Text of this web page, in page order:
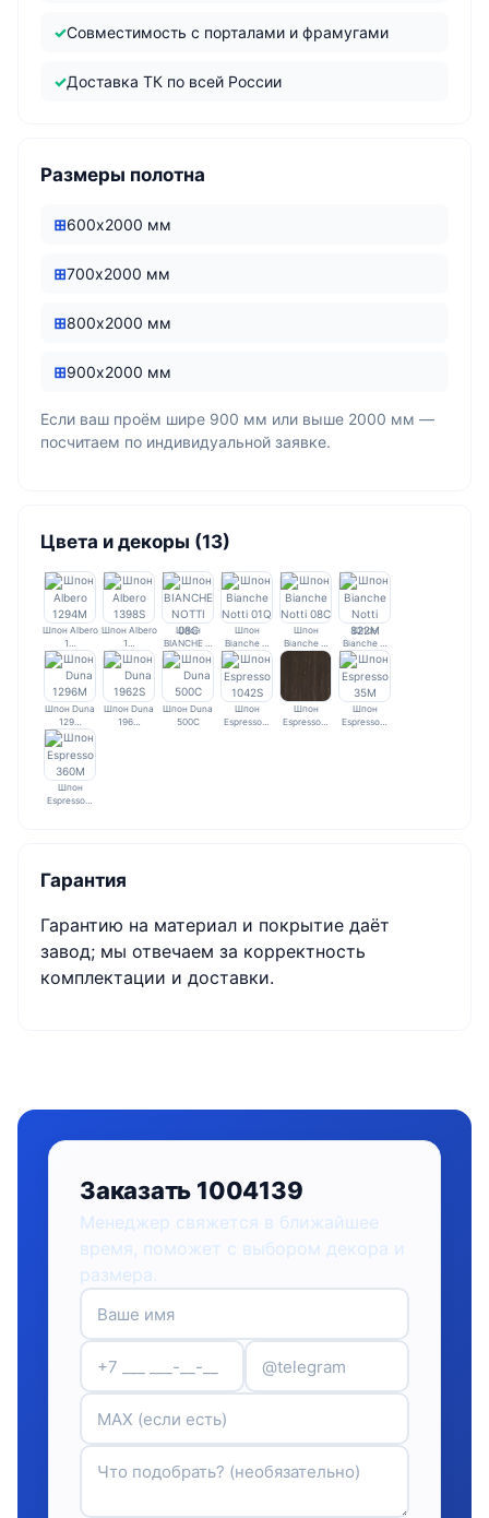
Совместимость с порталами и фрамугами
Доставка ТК по всей России
Размеры полотна
600х2000 мм
700х2000 мм
800х2000 мм
900х2000 мм
Если ваш проём шире 900 мм или выше 2000 мм —
посчитаем по индивидуальной заявке.
Цвета и декоры (13)
Шпон Albero
1…
Шпон Albero
1…
Шпон
BIANCHE …
Шпон
Bianche …
Шпон
Bianche …
Шпон
Bianche …
Шпон Duna
129…
Шпон Duna
196…
Шпон Duna
500C
Шпон
Espresso…
Шпон
Espresso…
Шпон
Espresso…
Шпон
Espresso…
Гарантия
Гарантию на материал и покрытие даёт
завод; мы отвечаем за корректность
комплектации и доставки.
Заказать 1004139
Менеджер свяжется в ближайшее
время, поможет с выбором декора и
размера.